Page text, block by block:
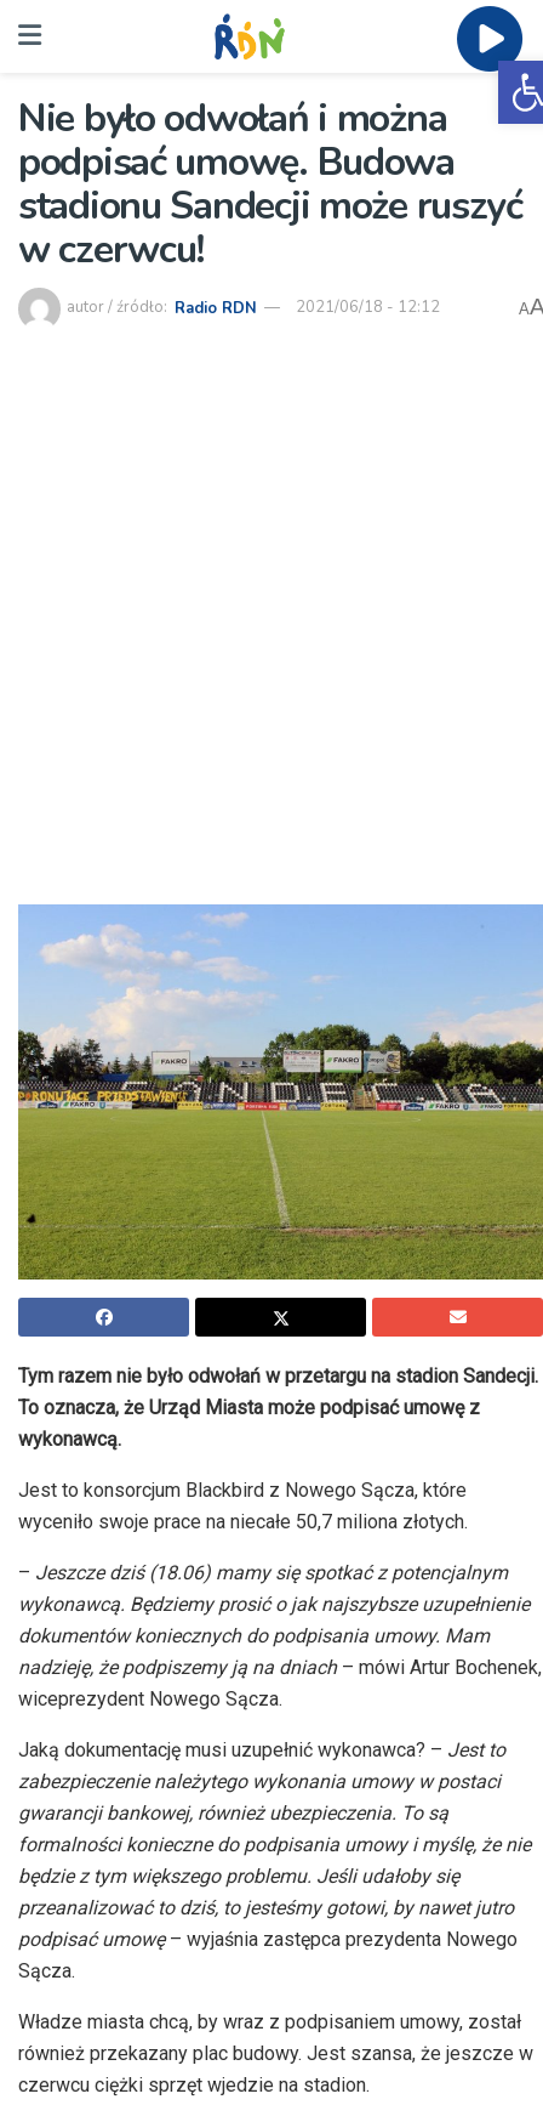
Nie było odwołań i można
podpisać umowę. Budowa
stadionu Sandecji może ruszyć
w czerwcu!
autor / źródło: Radio RDN 2021/06/18 - 12:12 A
Tym razem nie było odwołań w przetargu na stadion Sandecji.
To oznacza, że Urząd Miasta może podpisać umowę z
wykonawcą.
Jest to konsorcjum Blackbird z Nowego Sącza, które
wyceniło swoje prace na niecałe 50,7 miliona złotych.
– Jeszcze dziś (18.06) mamy się spotkać z potencjalnym
wykonawcą. Będziemy prosić o jak najszybsze uzupełnienie
dokumentów koniecznych do podpisania umowy. Mam
nadzieję, że podpiszemy ją na dniach– mówi Artur Bochenek,
wiceprezydent Nowego Sącza.
Jaką dokumentację musi uzupełnić wykonawca? – Jest to
zabezpieczenie należytego wykonania umowy w postaci
gwarancji bankowej, również ubezpieczenia. To są
formalności konieczne do podpisania umowy i myślę, że nie
będzie z tym większego problemu. Jeśli udałoby się
przeanalizować to dziś, to jesteśmy gotowi, by nawet jutro
podpisać umowę– wyjaśnia zastępca prezydenta Nowego
Sącza.
Władze miasta chcą, by wraz z podpisaniem umowy, został
również przekazany plac budowy. Jest szansa, że jeszcze w
czerwcu ciężki sprzęt wjedzie na stadion.